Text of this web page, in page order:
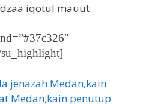
iqotul mauut